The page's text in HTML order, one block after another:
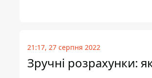
21:17, 27 серпня 2022
Зручні розрахунки: